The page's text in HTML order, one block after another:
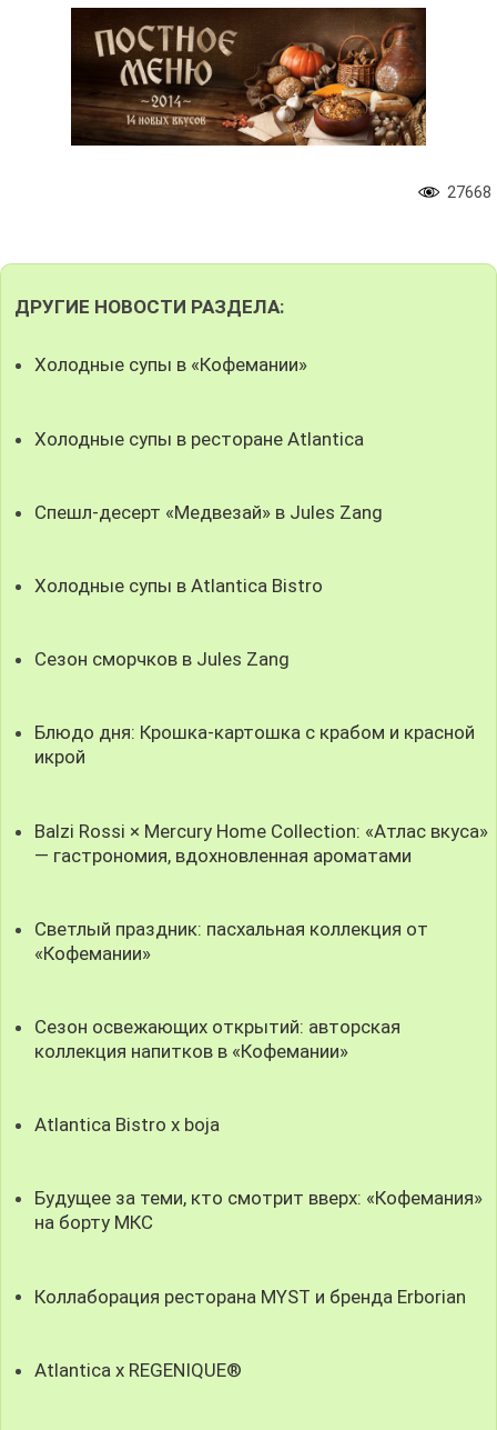
27668
ДРУГИЕ НОВОСТИ РАЗДЕЛА:
Холодные супы в «Кофемании»
Холодные супы в ресторане Atlantica
Спешл-десерт «Медвезай» в Jules Zang
Холодные супы в Atlantica Bistro
Сезон сморчков в Jules Zang
Блюдо дня: Крошка-картошка с крабом и красной
икрой
Balzi Rossi × Mercury Home Collection: «Атлас вкуса»
— гастрономия, вдохновленная ароматами
Светлый праздник: пасхальная коллекция от
«Кофемании»
Сезон освежающих открытий: авторская
коллекция напитков в «Кофемании»
Atlantica Bistro x boja
Будущее за теми, кто смотрит вверх: «Кофемания»
на борту МКС
Коллаборация ресторана MYST и бренда Erborian
Atlantica x REGENIQUE®